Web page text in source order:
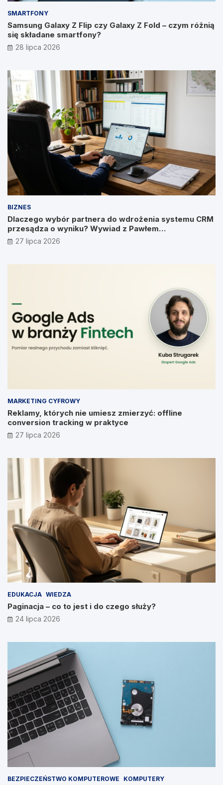
SMARTFONY
Samsung Galaxy Z Flip czy Galaxy Z Fold – czym różnią
się składane smartfony?
28 lipca 2026
BIZNES
Dlaczego wybór partnera do wdrożenia systemu CRM
przesądza o wyniku? Wywiad z Pawłem
Prymakowskim, CEO IT Vision
27 lipca 2026
MARKETING CYFROWY
Reklamy, których nie umiesz zmierzyć: offline
conversion tracking w praktyce
27 lipca 2026
EDUKACJA WIEDZA
Paginacja – co to jest i do czego służy?
24 lipca 2026
BEZPIECZEŃSTWO KOMPUTEROWE KOMPUTERY